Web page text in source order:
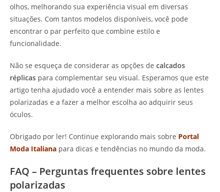
olhos, melhorando sua experiência visual em diversas
situações. Com tantos modelos disponíveis, você pode
encontrar o par perfeito que combine estilo e
funcionalidade.
Não se esqueça de considerar as opções de calcados
réplicas para complementar seu visual. Esperamos que este
artigo tenha ajudado você a entender mais sobre as lentes
polarizadas e a fazer a melhor escolha ao adquirir seus
óculos.
Obrigado por ler! Continue explorando mais sobre Portal
Moda Italiana para dicas e tendências no mundo da moda.
FAQ – Perguntas frequentes sobre lentes
polarizadas